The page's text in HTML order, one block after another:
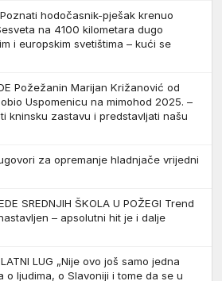
Poznati hodočasnik-pješak krenuo
na 4100 kilometara dugo
i europskim svetištima – kući se
Požežanin Marijan Križanović od
Uspomenicu na mimohod 2025. –
kninsku zastavu i predstavljati našu
za opremanje hladnjače vrijedni
SREDNJIH ŠKOLA U POŽEGI Trend
– apsolutni hit je i dalje
LUG „Nije ovo još samo jedna
o ljudima, o Slavoniji i tome da se u